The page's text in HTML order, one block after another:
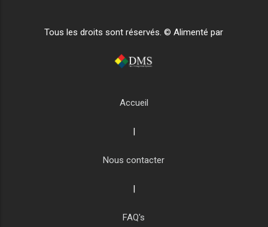
Tous les droits sont réservés. © Alimenté par
Accueil
Nous contacter
FAQ's